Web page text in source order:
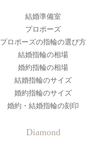
結婚準備室
プロポーズ
プロポーズの指輪の選び方
結婚指輪の相場
婚約指輪の相場
結婚指輪のサイズ
婚約指輪のサイズ
婚約・結婚指輪の刻印
Diamond